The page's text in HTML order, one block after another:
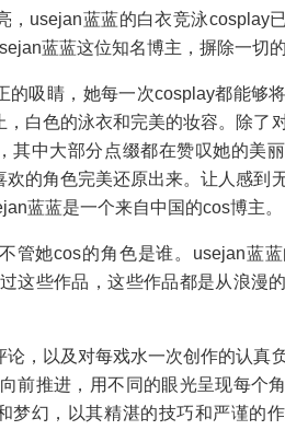
，usejan蓝蓝的白衣竞泳cosplay
蓝蓝这位知名博主，摒除一切的
的吸睛，她每一次cosplay都能够
，白色的泳衣和完美的妆容。除了
其中大部分点缀都在赞叹她的美
的角色完美还原出来。让人感到
蓝蓝是一个来自中国的cos博主。
管她cos的角色是谁。usejan蓝
这些作品，这些作品都是从浪漫
论，以及对每戏水一次创作的认真
前推进，用不同的眼光呈现每个
梦幻，以其精湛的技巧和严谨的